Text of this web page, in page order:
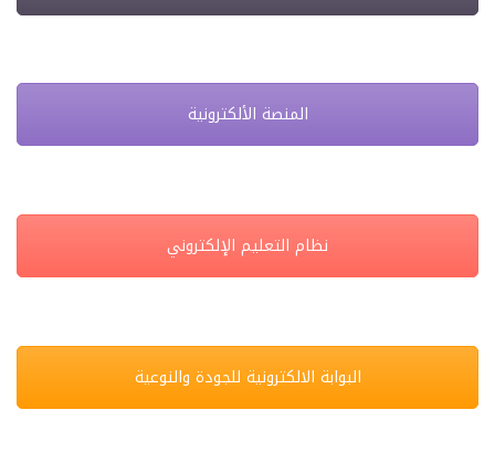
المنصة الألكترونية
نظام التعليم الإلكتروني
البوابة الالكترونية للجودة والنوعية